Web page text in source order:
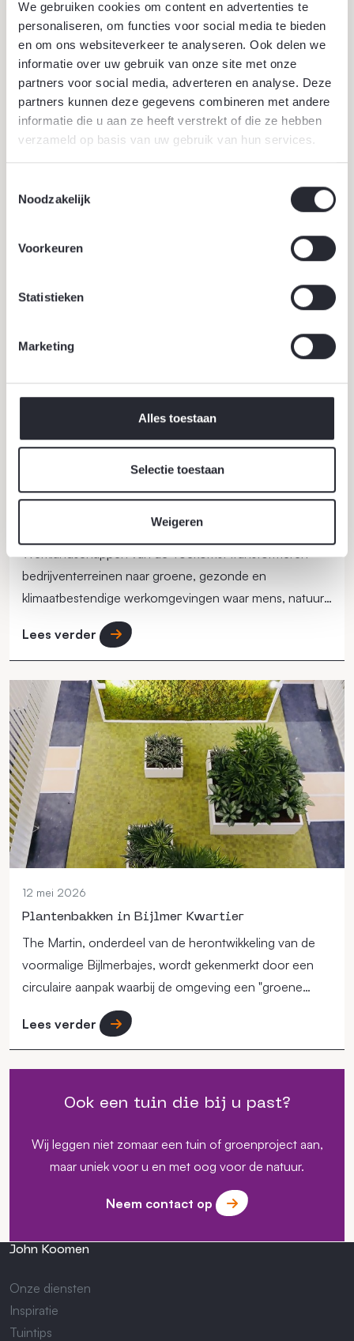
We gebruiken cookies om content en advertenties te
personaliseren, om functies voor social media te bieden
en om ons websiteverkeer te analyseren. Ook delen we
informatie over uw gebruik van onze site met onze
partners voor social media, adverteren en analyse. Deze
partners kunnen deze gegevens combineren met andere
informatie die u aan ze heeft verstrekt of die ze hebben
verzameld op basis van uw gebruik van hun services.
Noodzakelijk
Voorkeuren
Statistieken
Marketing
Alles toestaan
Selectie toestaan
Weigeren
25 juni 2026
Bomen tegen hittestress
Bomen zijn een natuurlijke oplossing voor hittestress.
kunnen de omgevingstemperatuur verlagen, vooral in
Lees verder
18 juni 2026
Werklandschappen van de toekomst
Werklandschappen van de Toekomst transformeren
bedrijventerreinen naar groene, gezonde en
klimaatbestendige werkomgevingen waar mens, natuur
en economie samenkomen.
Lees verder
12 mei 2026
Plantenbakken in Bijlmer Kwartier
The Martin, onderdeel van de herontwikkeling van de
voormalige Bijlmerbajes, wordt gekenmerkt door een
circulaire aanpak waarbij de omgeving een "groene
long" in de stad moet vormen.
Lees verder
Ook een tuin die bij u past?
Wij leggen niet zomaar een tuin of groenproject aan,
maar uniek voor u en met oog voor de natuur.
Neem contact op
John Koomen
Onze diensten
Inspiratie
Tuintips